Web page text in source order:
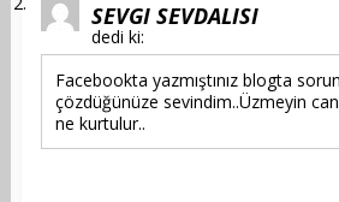
SEVGI SEVDALISI
dedi ki:
Facebookta yazmıştınız blogta
çözdüğünüze sevindim..Üzmeyin
ne kurtulur..